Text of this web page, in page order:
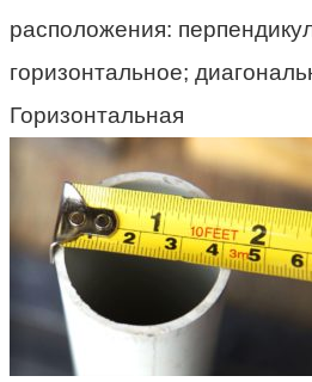
расположения:
горизонтальное;
Горизонтальная